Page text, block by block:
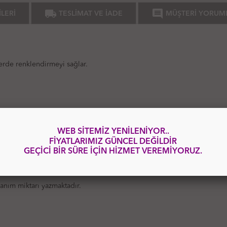
local_shipping TESLİMAT VE İADE comment MÜŞTERİ
renklendirmeyi sağlar.
miktarı yazmaktadır.
WEB SİTEMİZ YENİLENİYOR..
FİYATLARIMIZ GÜNCEL DEĞİLDİR
GEÇİCİ BİR SÜRE İÇİN HİZMET VEREMİYORUZ.